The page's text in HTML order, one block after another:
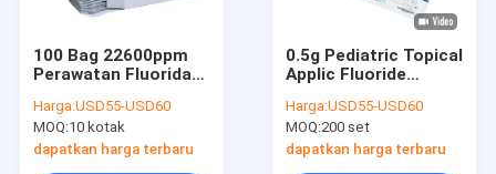
100 Bag 22600ppm
Perawatan Fluorida
Karies Gigi Anak
Harga:USD55-USD60
MOQ:10 kotak
dapatkan harga terbaru
0.5g Pediatric Topical
Applic Fluoride
Terpisah
Harga:USD55-USD60
MOQ:200 set
dapatkan harga terbaru